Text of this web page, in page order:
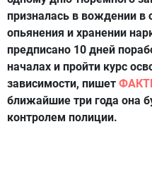
призналась в вождении в
опьянения и хранении
предписано 10 дней
началах и пройти курс
зависимости, пишет
ближайшие три года она
контролем полиции.